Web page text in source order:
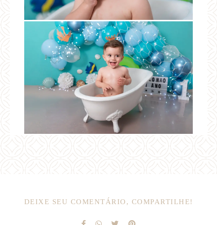
DEIXE SEU COMENTÁRIO, COMPARTILHE!